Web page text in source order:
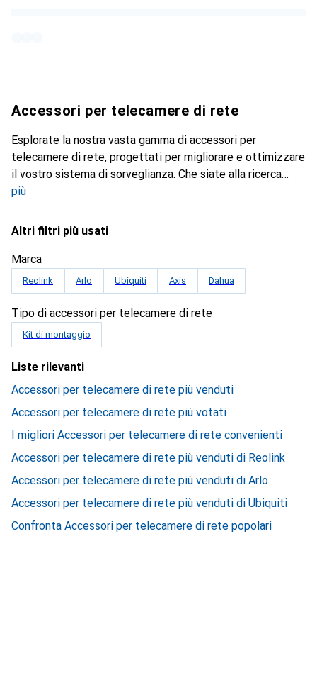
Accessori per telecamere di rete
Esplorate la nostra vasta gamma di accessori per
telecamere di rete, progettati per migliorare e ottimizzare
il vostro sistema di sorveglianza. Che siate alla ricerca
più
Altri filtri più usati
Marca
Reolink Arlo Ubiquiti Axis Dahua
Tipo di accessori per telecamere di rete
Kit di montaggio
Liste rilevanti
Accessori per telecamere di rete più venduti
Accessori per telecamere di rete più votati
I migliori Accessori per telecamere di rete convenienti
Accessori per telecamere di rete più venduti di Reolink
Accessori per telecamere di rete più venduti di Arlo
Accessori per telecamere di rete più venduti di Ubiquiti
Confronta Accessori per telecamere di rete popolari